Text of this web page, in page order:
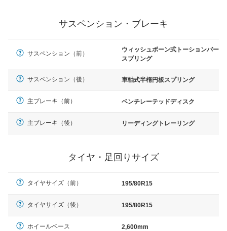
サスペンション・ブレーキ
サスペンション（前）
ウィッシュボーン式トーションバー
スプリング
サスペンション（後） 車軸式半楕円板スプリング
主ブレーキ（前） ベンチレーテッドディスク
主ブレーキ（後） リーディングトレーリング
タイヤ・足回りサイズ
タイヤサイズ（前） 195/80R15
タイヤサイズ（後） 195/80R15
ホイールベース 2,600mm